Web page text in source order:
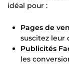
idéal pour :
Pages de
suscitez leur
Publicités
les